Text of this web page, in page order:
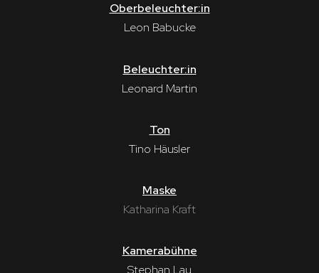
Oberbeleuchter:in
Leon Babucke
Beleuchter:in
Leonard Martin
Ton
Tino Häusler
Maske
Katharina Kraft
Kamerabühne
Stephan Lau